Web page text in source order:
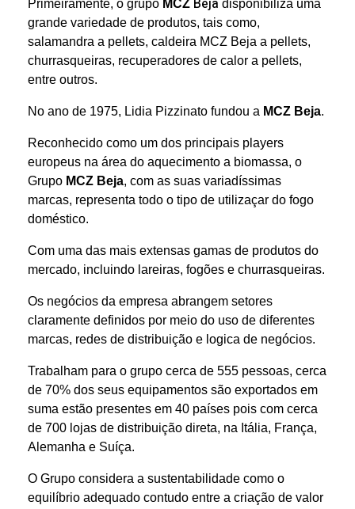
Primeiramente, o grupo MCZ Beja disponibiliza uma
grande variedade de produtos, tais como,
salamandra a pellets, caldeira MCZ Beja a pellets,
churrasqueiras, recuperadores de calor a pellets,
entre outros.
No ano de 1975, Lidia Pizzinato fundou a MCZ Beja.
Reconhecido como um dos principais players
europeus na área do aquecimento a biomassa, o
Grupo MCZ Beja, com as suas variadíssimas
marcas, representa todo o tipo de utilizaçar do fogo
doméstico.
Com uma das mais extensas gamas de produtos do
mercado, incluindo lareiras, fogões e churrasqueiras.
Os negócios da empresa abrangem setores
claramente definidos por meio do uso de diferentes
marcas, redes de distribuição e logica de negócios.
Trabalham para o grupo cerca de 555 pessoas, cerca
de 70% dos seus equipamentos são exportados em
suma estão presentes em 40 países pois com cerca
de 700 lojas de distribuição direta, na Itália, França,
Alemanha e Suíça.
O Grupo considera a sustentabilidade como o
equilíbrio adequado contudo entre a criação de valor